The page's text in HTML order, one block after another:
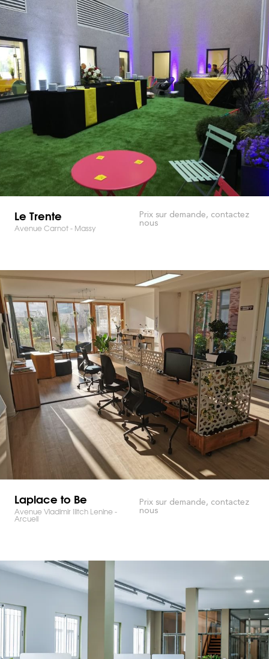
Le Trente
Avenue Carnot - Massy
Prix sur demande, contactez
nous
Laplace to Be
Avenue Vladimir Ilitch Lenine -
Arcueil
Prix sur demande, contactez
nous